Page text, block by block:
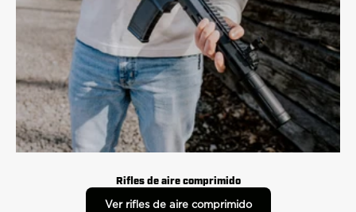
Rifles de aire comprimido
Ver rifles de aire comprimido